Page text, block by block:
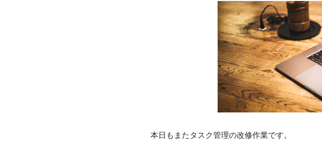
本日もまたタスク管理の改修作業です。